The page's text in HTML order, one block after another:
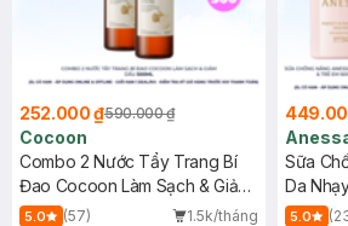
252.000 ₫590.000 ₫
Cocoon
Combo 2 Nước Tẩy Trang Bí
Đao Cocoon Làm Sạch & Giảm
Dầu 500ml
5.0 (57)
1.5k/tháng
Sữa
Da
(Mới)
5.0